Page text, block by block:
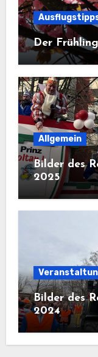
Der
Allgemein
Bilder des
2025
Bilder des
2024